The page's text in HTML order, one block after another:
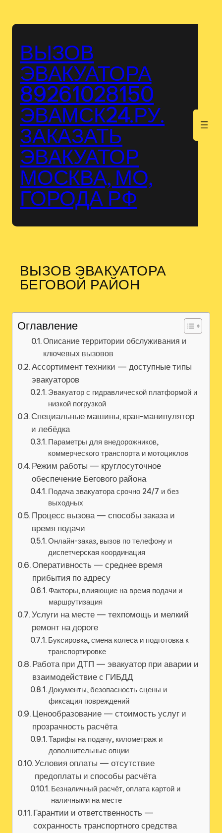
ВЫЗОВ
ЭВАКУАТОРА
89261028150
ЭВАМСК24.РУ.
ЗАКАЗАТЬ
ЭВАКУАТОР
МОСКВА, МО,
ГОРОДА РФ
ВЫЗОВ ЭВАКУАТОРА
БЕГОВОЙ РАЙОН
Оглавление
Описание территории обслуживания и
ключевых вызовов
Ассортимент техники — доступные типы
эвакуаторов
Эвакуатор с гидравлической платформой и
низкой погрузкой
Специальные машины, кран-манипулятор
и лебёдка
Параметры для внедорожников,
коммерческого транспорта и мотоциклов
Режим работы — круглосуточное
обеспечение Бегового района
Подача эвакуатора срочно 24/7 и без
выходных
Процесс вызова — способы заказа и
время подачи
Онлайн-заказ, вызов по телефону и
диспетчерская координация
Оперативность — среднее время
прибытия по адресу
Факторы, влияющие на время подачи и
маршрутизация
Услуги на месте — техпомощь и мелкий
ремонт на дороге
Буксировка, смена колеса и подготовка к
транспортировке
Работа при ДТП — эвакуатор при аварии и
взаимодействие с ГИБДД
Документы, безопасность сцены и
фиксация повреждений
Ценообразование — стоимость услуг и
прозрачность расчёта
Тарифы на подачу, километраж и
дополнительные опции
Условия оплаты — отсутствие
предоплаты и способы расчёта
Безналичный расчёт, оплата картой и
наличными на месте
Гарантии и ответственность —
сохранность транспортного средства